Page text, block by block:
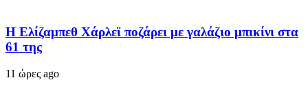
Η Ελίζαμπεθ Χάρλεϊ ποζάρει με γαλάζιο μπικίνι στα
61 της
11 ώρες ago